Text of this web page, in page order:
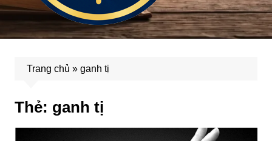
Trang chủ » ganh tị
Thẻ: ganh tị